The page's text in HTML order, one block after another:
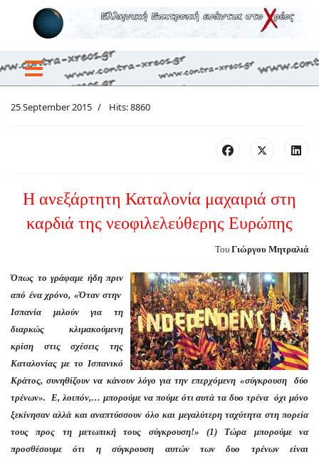
25 September 2015 Hits: 8860
Η ανεξάρτητη Καταλονία μαχαιριά στη
καρδιά της νεοφιλελεύθερης Ευρώπης
Του Γιώργου Μητραλιά
Όπως το γράφαμε ήδη πριν
από ένα χρόνο, «Όταν στην
Ισπανία μιλούν για τη
διαρκώς κλιμακούμενη
κρίση στις σχέσεις της
Καταλονίας με το Ισπανικό
Κράτος, συνηθίζουν να κάνουν λόγο για την επερχόμενη «σύγκρουση δύο
τρένων». Ε, λοιπόν,… μπορούμε να πούμε ότι αυτά τα δυο τρένα όχι μόνο
ξεκίνησαν αλλά και αναπτύσσουν όλο και μεγαλύτερη ταχύτητα στη πορεία
τους προς τη μετωπική τους σύγκρουση!» (1) Τώρα μπορούμε να
προσθέσουμε ότι η σύγκρουση αυτών των δυο τρένων είναι